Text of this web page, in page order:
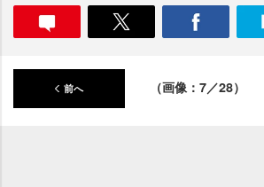
前へ （画像：7／28）